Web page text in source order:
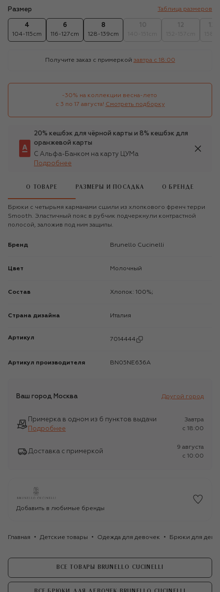
Размер Таблица размеров
4
104-115cm
6
116-127cm
8
128-139cm
Получите заказ с примеркой завтра c 18:00
-30% на коллекции весна-лето
с 3 по 17 августа! Смотреть подборку
20% кешбэк для чёрной карты и 8% кешбэк для
оранжевой карты
С Альфа-Банком на карту ЦУМа
Подробнее
О ТОВАРЕ РАЗМЕРЫ И ПОСАДКА О БРЕНДЕ
Брюки с четырьмя карманами сшили из хлопкового френч терри
Smooth. Эластичный пояс в рубчик подчеркнули контрастной
полосой, заложив под ним защипы.
Бренд Brunello Cucinelli
Цвет Молочный
Состав Хлопок: 100%;
Страна дизайна Италия
Артикул 7014444
Артикул производителя BN05NE636A
Ваш город Москва Другой город
Примерка в одном из 6 пунктов выдачи
Подробнее
Завтра
c 18:00
Доставка с примеркой
9 августа
c 10:00
Добавить в любимые бренды
Главная Детские товары Одежда для девочек Брюки для
ВСЕ ТОВАРЫ BRUNELLO CUCINELLI